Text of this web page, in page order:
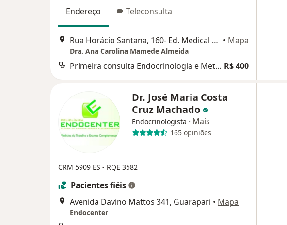
Endereço Teleconsulta
Rua Horácio Santana, 160- Ed. Medical Center, Pq. Areia Preta Sala 301, Guarapari • Mapa
Dra. Ana Carolina Mamede Almeida
Primeira consulta Endocrinologia e Metabologia R$ 400
Dr. José Maria Costa
Cruz Machado
Endocrinologista · Mais
165 opiniões
CRM 5909 ES - RQE 3582
Pacientes fiéis
Avenida Davino Mattos 341, Guarapari • Mapa
Endocenter